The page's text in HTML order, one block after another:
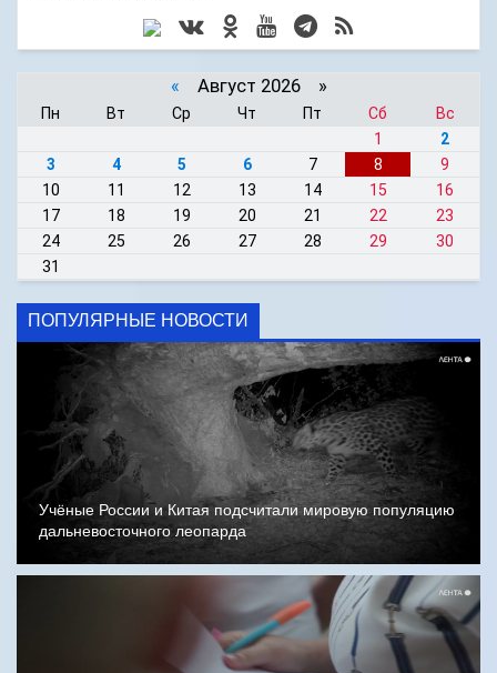
« Август 2026 »
Пн Вт Ср Чт Пт Сб
Вс
1
2
3
4 5 6 7 8
9
10
11 12 13 14 15
16
17
18 19 20 21 22
23
24
25 26 27 28 29
30
31
ПОПУЛЯРНЫЕ НОВОСТИ
Учёные России и Китая подсчитали мировую популяцию
дальневосточного леопарда